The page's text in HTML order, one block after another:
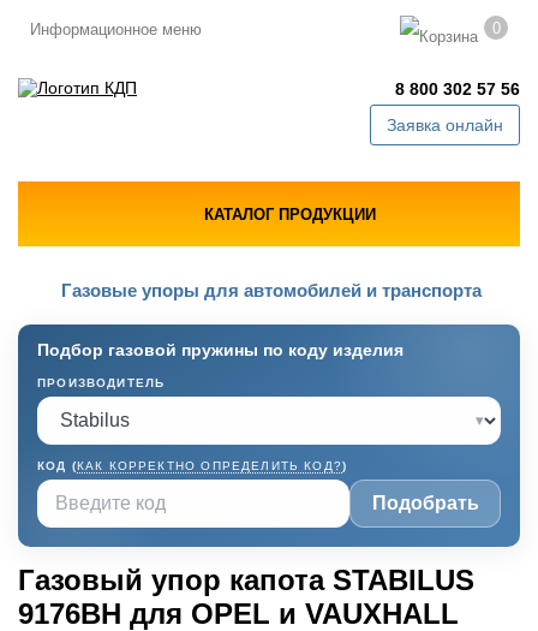
Информационное меню 0
8 800 302 57 56
Заявка онлайн
КАТАЛОГ ПРОДУКЦИИ
Газовые упоры для автомобилей и транспорта
Подбор газовой пружины по коду изделия
ПРОИЗВОДИТЕЛЬ
▾
КОД (КАК КОРРЕКТНО ОПРЕДЕЛИТЬ КОД?)
Подобрать
Газовый упор капота STABILUS
9176BH для OPEL и VAUXHALL